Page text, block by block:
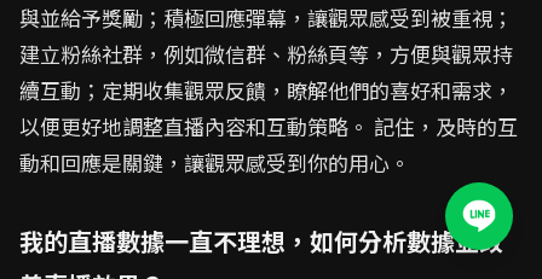
與並給予獎勵；積極回應彈幕，讓觀眾感受到被重視；
建立粉絲社群，例如微信群、粉絲頁等，方便與觀眾持
續互動；定期收集觀眾反饋，瞭解他們的喜好和需求，
以便更好地調整直播內容和互動策略。 記住，及時的互
動和回應是關鍵，讓觀眾感受到你的用心。
我的直播數據一直不理想，如何分析數據並改